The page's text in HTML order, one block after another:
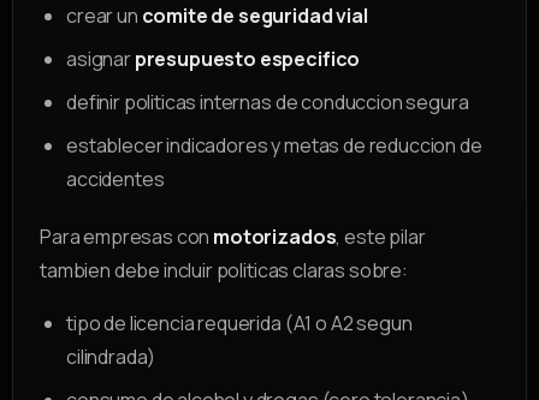
crear un comite de seguridad vial
asignarpresupuesto especifico
definir politicas internas de conduccion segura
establecer indicadores y metas de reduccion de
accidentes
Para empresas con motorizados, este pilar
tambien debe incluir politicas claras sobre:
tipo de licencia requerida (A1 o A2 segun
cilindrada)